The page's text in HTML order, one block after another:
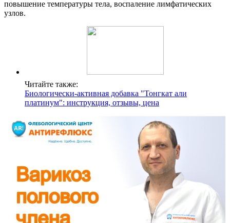
повышение температуры тела, воспаление лимфатических
узлов.
Читайте также:
Биологически-активная добавка "Тонгкат али
платинум": инструкция, отзывы, цена